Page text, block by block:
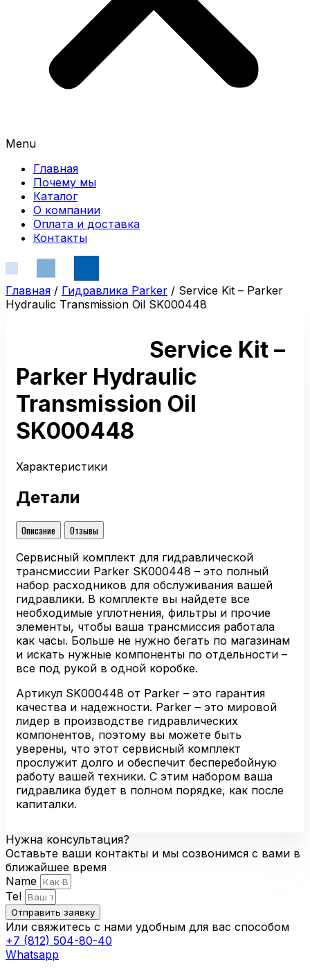
Menu
Главная
Почему мы
Каталог
О компании
Оплата и доставка
Контакты
Главная / Гидравлика Parker / Service Kit – Parker
Hydraulic Transmission Oil SK000448
Service Kit –
Parker Hydraulic
Transmission Oil
SK000448
Характеристики
Детали
Описание
Отзывы
Сервисный комплект для гидравлической
трансмиссии Parker SK000448 – это полный
набор расходников для обслуживания вашей
гидравлики. В комплекте вы найдете все
необходимые уплотнения, фильтры и прочие
элементы, чтобы ваша трансмиссия работала
как часы. Больше не нужно бегать по магазинам
и искать нужные компоненты по отдельности –
все под рукой в одной коробке.
Артикул SK000448 от Parker – это гарантия
качества и надежности. Parker – это мировой
лидер в производстве гидравлических
компонентов, поэтому вы можете быть
уверены, что этот сервисный комплект
прослужит долго и обеспечит бесперебойную
работу вашей техники. С этим набором ваша
гидравлика будет в полном порядке, как после
капиталки.
Нужна консультация?
Оставьте ваши контакты и мы созвонимся с вами в
ближайшее время
Name
Tel
Отправить заявку
Или свяжитесь с нами удобным для вас способом
+7 (812) 504-80-40
Whatsapp